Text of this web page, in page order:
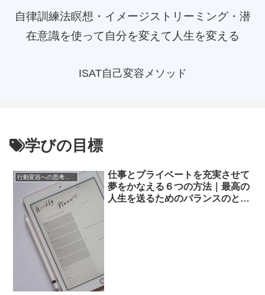
自律訓練法瞑想・イメージストリーミング・潜
在意識を使って自分を変えて人生を変える
ISAT自己変容メソッド
学びの目標
行動変容への思考メソッド
仕事とプライベートを充実させて
夢をかなえる６つの方法｜最高の
人生を送るためのバランスのとり